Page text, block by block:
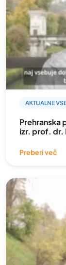
AKTUALNE
Prehranska
izr. prof. dr.
Preberi več